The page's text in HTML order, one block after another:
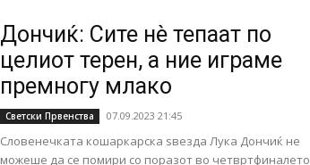
Дончиќ: Сите нè тепаат по
целиот терен, а ние играме
премногу млако
Светски Првенства 07.09.2023 21:45
Словенечката кошаркарска ѕвезда Лука Дончиќ не
можеше да се помири со поразот во четвртфиналето